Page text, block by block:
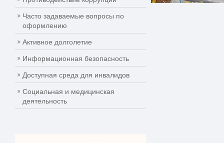
Часто задаваемые вопросы по
оформлению
Активное долголетие
Информационная безопасность
Доступная среда для инвалидов
Социальная и медицинская
деятельность